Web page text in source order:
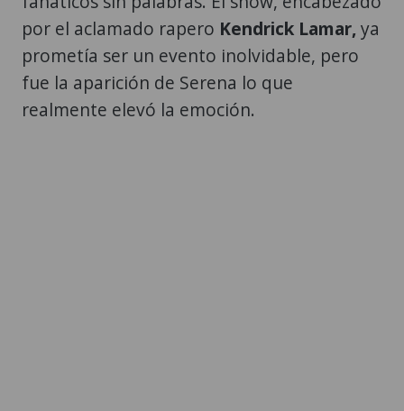
por el aclamado rapero Kendrick Lamar,ya
prometía ser un evento inolvidable, pero
fue la aparición de Serena lo que
realmente elevó la emoción.